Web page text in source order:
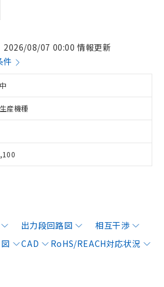
2026/08/07 00:00 情報更新
件
産機種
出力段回路図
相互干渉
CAD
RoHS/REACH対応状況